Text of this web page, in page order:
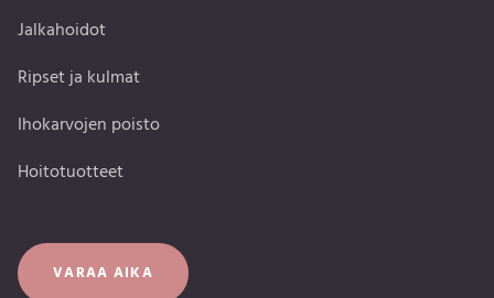
Jalkahoidot
Ripset ja kulmat
Ihokarvojen poisto
Hoitotuotteet
VARAA AIKA